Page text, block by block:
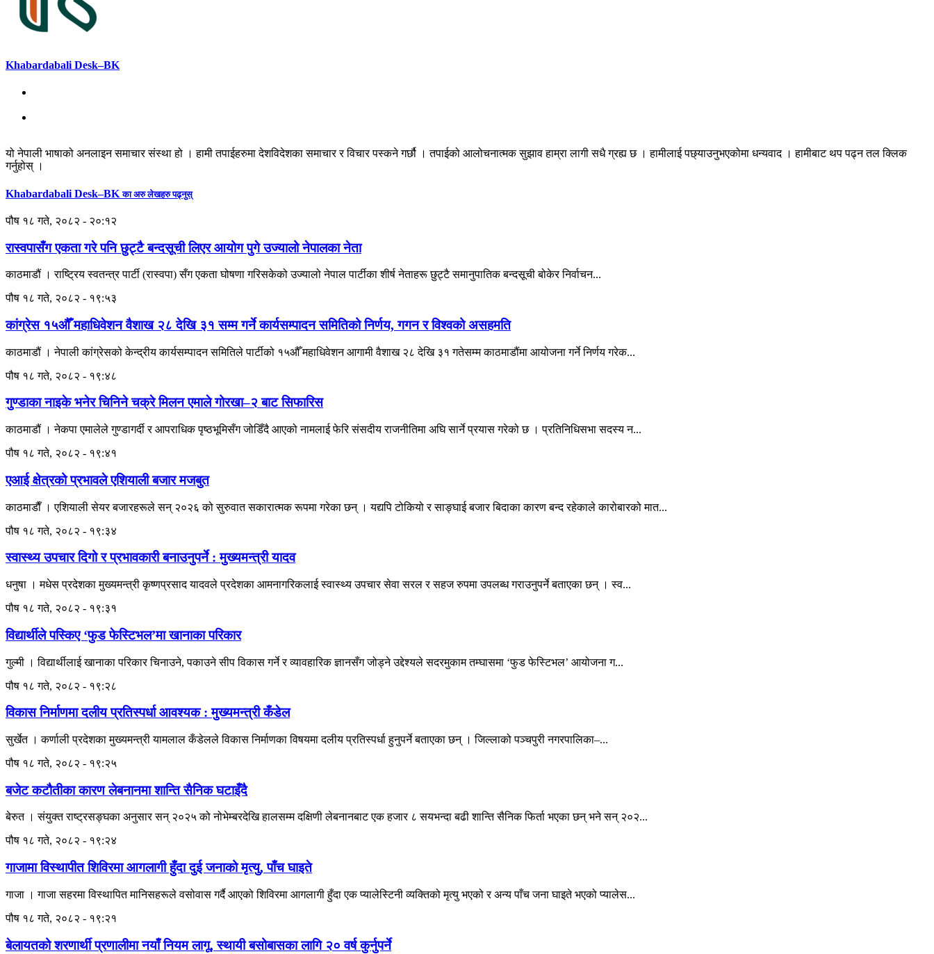
Khabardabali Desk–BK
यो नेपाली भाषाको अनलाइन समाचार संस्था हो । हामी तपाईहरुमा देशविदेशका समाचार र विचार पस्कने गर्छौ । तपाईको आलोचनात्मक सुझाव हाम्रा लागी सधै ग्रह्य छ । हामीलाई पछ्याउनुभएकोमा धन्यवाद । हामीबाट थप पढ्न तल क्लिक
गर्नुहोस् ।
Khabardabali Desk–BKका अरु लेखहरु पढ्नुस्
पौष १८ गते, २०८२ - २०:१२
रास्वपासँग एकता गरे पनि छुट्टै बन्दसूची लिएर आयोग पुगे उज्यालो नेपालका नेता
काठमाडौं । राष्ट्रिय स्वतन्त्र पार्टी (रास्वपा) सँग एकता घोषणा गरिसकेको उज्यालो नेपाल पार्टीका शीर्ष नेताहरू छुट्टै समानुपातिक बन्दसूची बोकेर निर्वाचन...
पौष १८ गते, २०८२ - १९:५३
कांग्रेस १५औँ महाधिवेशन वैशाख २८ देखि ३१ सम्म गर्ने कार्यसम्पादन समितिको निर्णय, गगन र विश्वको असहमति
काठमाडौं । नेपाली कांग्रेसको केन्द्रीय कार्यसम्पादन समितिले पार्टीको १५औँ महाधिवेशन आगामी वैशाख २८ देखि ३१ गतेसम्म काठमाडौंमा आयोजना गर्ने निर्णय गरेक...
पौष १८ गते, २०८२ - १९:४८
गुण्डाका नाइके भनेर चिनिने चक्रे मिलन एमाले गोरखा–२ बाट सिफारिस
काठमाडौं । नेकपा एमालेले गुण्डागर्दी र आपराधिक पृष्ठभूमिसँग जोडिँदै आएको नामलाई फेरि संसदीय राजनीतिमा अघि सार्ने प्रयास गरेको छ । प्रतिनिधिसभा सदस्य न...
पौष १८ गते, २०८२ - १९:४१
एआई क्षेत्रको प्रभावले एशियाली बजार मजबुत
काठमाडाैँ । एशियाली सेयर बजारहरूले सन् २०२६ को सुरुवात सकारात्मक रूपमा गरेका छन् । यद्यपि टोकियो र साङ्घाई बजार बिदाका कारण बन्द रहेकाले कारोबारको मात...
पौष १८ गते, २०८२ - १९:३४
स्वास्थ्य उपचार दिगो र प्रभावकारी बनाउनुपर्ने : मुख्यमन्त्री यादव
धनुषा । मधेस प्रदेशका मुख्यमन्त्री कृष्णप्रसाद यादवले प्रदेशका आमनागरिकलाई स्वास्थ्य उपचार सेवा सरल र सहज रुपमा उपलब्ध गराउनुपर्ने बताएका छन् । स्व...
पौष १८ गते, २०८२ - १९:३१
विद्यार्थीले पस्किए ‘फुड फेस्टिभल’मा खानाका परिकार
गुल्मी । विद्यार्थीलाई खानाका परिकार चिनाउने, पकाउने सीप विकास गर्ने र व्यावहारिक ज्ञानसँग जोड्ने उद्देश्यले सदरमुकाम तम्घासमा ‘फुड फेस्टिभल’ आयोजना ग...
पौष १८ गते, २०८२ - १९:२८
विकास निर्माणमा दलीय प्रतिस्पर्धा आवश्यक : मुख्यमन्त्री कँडेल
सुर्खेत । कर्णाली प्रदेशका मुख्यमन्त्री यामलाल कँडेलले विकास निर्माणका विषयमा दलीय प्रतिस्पर्धा हुनुपर्ने बताएका छन् । जिल्लाको पञ्चपुरी नगरपालिका–...
पौष १८ गते, २०८२ - १९:२५
बजेट कटौतीका कारण लेबनानमा शान्ति सैनिक घटाइँदै
बेरुत । संयुक्त राष्ट्रसङ्घका अनुसार सन् २०२५ को नोभेम्बरदेखि हालसम्म दक्षिणी लेबनानबाट एक हजार ८ सयभन्दा बढी शान्ति सैनिक फिर्ता भएका छन् भने सन् २०२...
पौष १८ गते, २०८२ - १९:२४
गाजामा विस्थापीत शिविरमा आगलागी हुँदा दुई जनाको मृत्यु, पाँच घाइते
गाजा । गाजा सहरमा विस्थापित मानिसहरूले वसोवास गर्दै आएको शिविरमा आगलागी हुँदा एक प्यालेस्टिनी व्यक्तिको मृत्यु भएको र अन्य पाँच जना घाइते भएको प्यालेस...
पौष १८ गते, २०८२ - १९:२१
बेलायतको शरणार्थी प्रणालीमा नयाँ नियम लागू, स्थायी बसोबासका लागि २० वर्ष कुर्नुपर्ने